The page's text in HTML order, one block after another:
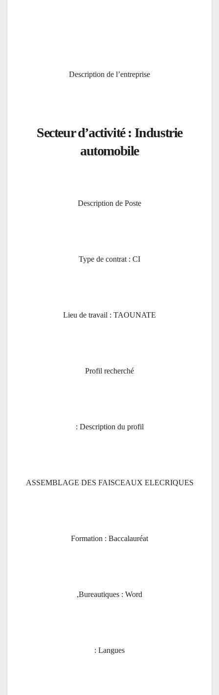
Description de l’entreprise
Secteur d’activité : Industrie
automobile
Description de Poste
Type de contrat : CI
Lieu de travail : TAOUNATE
Profil recherché
Description du profil :
ASSEMBLAGE DES FAISCEAUX ELECRIQUES
Formation : Baccalauréat
Bureautiques : Word,
Langues :